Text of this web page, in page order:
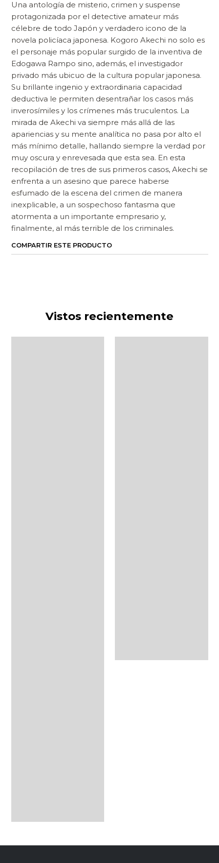
Una antología de misterio, crimen y suspense
protagonizada por el detective amateur más
célebre de todo Japón y verdadero icono de la
novela policíaca japonesa. Kogoro Akechi no solo es
el personaje más popular surgido de la inventiva de
Edogawa Rampo sino, además, el investigador
privado más ubicuo de la cultura popular japonesa.
Su brillante ingenio y extraordinaria capacidad
deductiva le permiten desentrañar los casos más
inverosímiles y los crímenes más truculentos. La
mirada de Akechi va siempre más allá de las
apariencias y su mente analítica no pasa por alto el
más mínimo detalle, hallando siempre la verdad por
muy oscura y enrevesada que esta sea. En esta
recopilación de tres de sus primeros casos, Akechi se
enfrenta a un asesino que parece haberse
esfumado de la escena del crimen de manera
inexplicable, a un sospechoso fantasma que
atormenta a un importante empresario y,
finalmente, al más terrible de los criminales.
COMPARTIR ESTE PRODUCTO
Vistos recientemente